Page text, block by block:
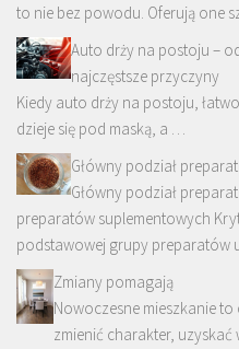
to nie bez powodu. Oferują one
Auto drży na postoju –
najczęstsze przyczyny
Kiedy auto drży na postoju,
dzieje się pod maską, a …
Główny podział
Główny podział
preparatów suplementowych
podstawowej grupy preparatów
Zmiany pomagają
Nowoczesne mieszkanie
zmienić charakter, uzyskać